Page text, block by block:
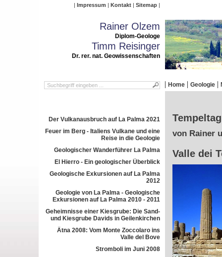
Impressum Kontakt Sitemap
Rainer Olzem
Diplom-Geologe
Timm Reisinger
Dr. rer. nat. Geowissenschaften
Home Geologie
Der Vulkanausbruch auf La Palma 2021
Feuer im Berg - Italiens Vulkane und eine
Reise in die Geologie
Geologischer Wanderführer La Palma
El Hierro - Ein geologischer Überblick
Geologische Exkursionen auf La Palma
2012
Geologie von La Palma - Geologische
Exkursionen auf La Palma 2010 - 2011
Geheimnisse einer Kiesgrube: Die Sand-
und Kiesgrube Davids in Geilenkirchen
Ätna 2008: Vom Monte Zoccolaro ins
Valle del Bove
Stromboli im Juni 2008
von Rainer
Valle dei